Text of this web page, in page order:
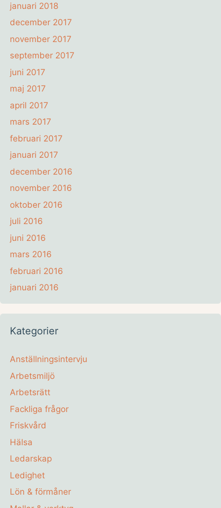
januari 2018
december 2017
november 2017
september 2017
juni 2017
maj 2017
april 2017
mars 2017
februari 2017
januari 2017
december 2016
november 2016
oktober 2016
juli 2016
juni 2016
mars 2016
februari 2016
januari 2016
Kategorier
Anställningsintervju
Arbetsmiljö
Arbetsrätt
Fackliga frågor
Friskvård
Hälsa
Ledarskap
Ledighet
Lön & förmåner